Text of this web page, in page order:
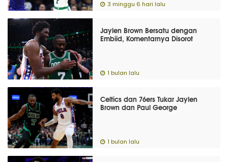
3 minggu 6 hari lalu
Jaylen Brown Bersatu dengan
Embiid, Komentarnya Disorot
1 bulan lalu
Celtics dan 76ers Tukar Jaylen
Brown dan Paul George
1 bulan lalu